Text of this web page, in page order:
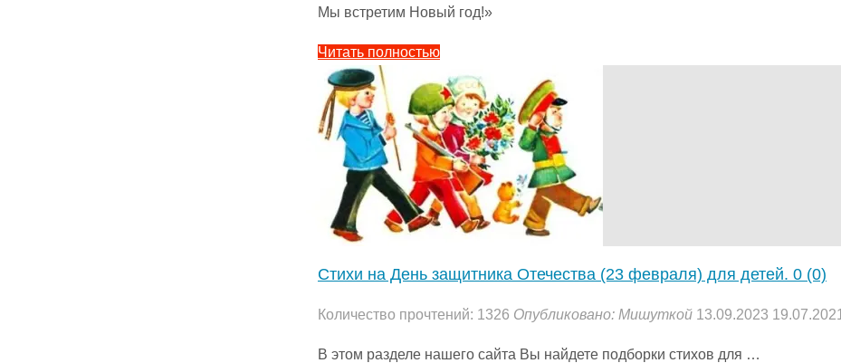
Мы встретим Новый год!»
Читать полностью"Веселый
новый
год
—
Прёйсен
А.
Стихи
для
4.5
Стихи на День защитника Отечества (23 февраля) для детей. 0 (0)
Количество прочтений: 1326 Опубликовано: Мишуткой 13.09.2023 19.07.2021
В этом разделе нашего сайта Вы найдете подборки стихов для …